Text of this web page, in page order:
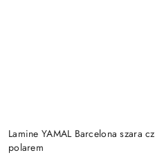
Lamine YAMAL Barcelona szara
polarem